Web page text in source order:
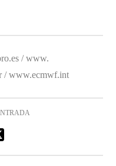
/ www.
/ www.ecmwf.int